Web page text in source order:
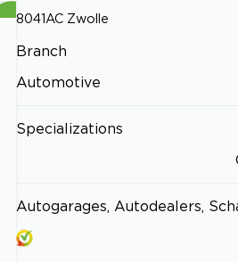
8041AC Zwolle
Branch
Automotive
Specializations
Autogarages, Autodealers,